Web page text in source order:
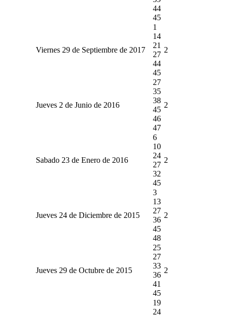
44
45
Viernes 29 de Septiembre de 2017
1
14
21
27
44
45
2
Jueves 2 de Junio de 2016
27
35
38
45
46
47
2
Sabado 23 de Enero de 2016
6
10
24
27
32
45
2
Jueves 24 de Diciembre de 2015
3
13
27
36
45
48
2
Jueves 29 de Octubre de 2015
25
27
33
36
41
45
2
19
24